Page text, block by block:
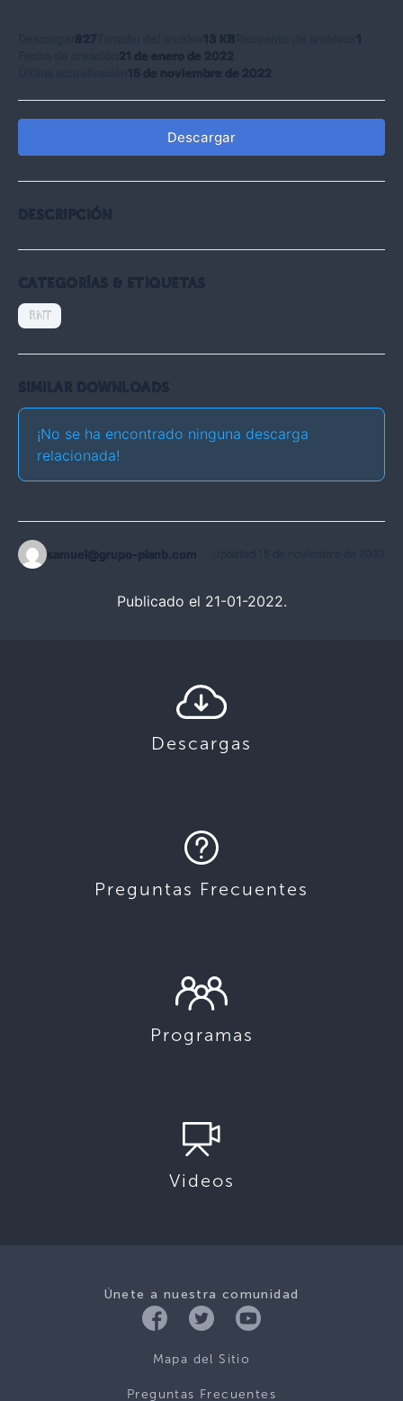
827 13 KB
1
21 de enero de 2022
15 de noviembre de 2022
Descargar
DESCRIPCIÓN
CATEGORÍAS & ETIQUETAS
RNT
SIMILAR DOWNLOADS
¡No se ha encontrado ninguna descarga
relacionada!
samuel@grupo-planb.com
Publicado el 21-01-2022.
Descargas
Preguntas Frecuentes
Programas
Videos
Únete a nuestra comunidad
Mapa del Sitio
Preguntas Frecuentes